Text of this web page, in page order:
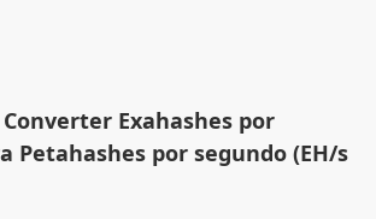
Exahashes por
Petahashes por segundo (EH/s